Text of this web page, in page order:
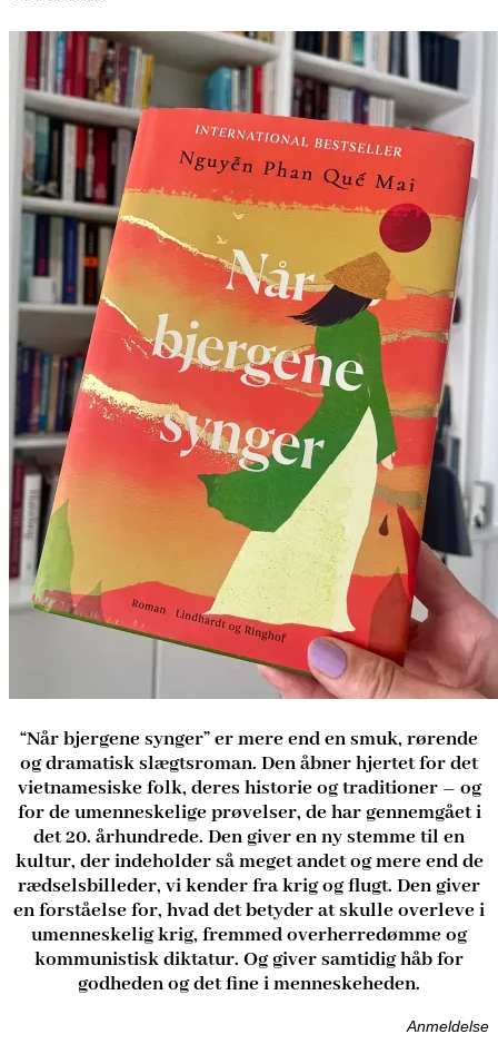
“Når bjergene synger” er mere end en smuk, rørende
og dramatisk slægtsroman. Den åbner hjertet for det
vietnamesiske folk, deres historie og traditioner – og
for de umenneskelige prøvelser, de har gennemgået i
det 20. århundrede. Den giver en ny stemme til en
kultur, der indeholder så meget andet og mere end de
rædselsbilleder, vi kender fra krig og flugt. Den giver
en forståelse for, hvad det betyder at skulle overleve i
umenneskelig krig, fremmed overherredømme og
kommunistisk diktatur. Og giver samtidig håb for
godheden og det fine i menneskeheden.
Anmeldelse